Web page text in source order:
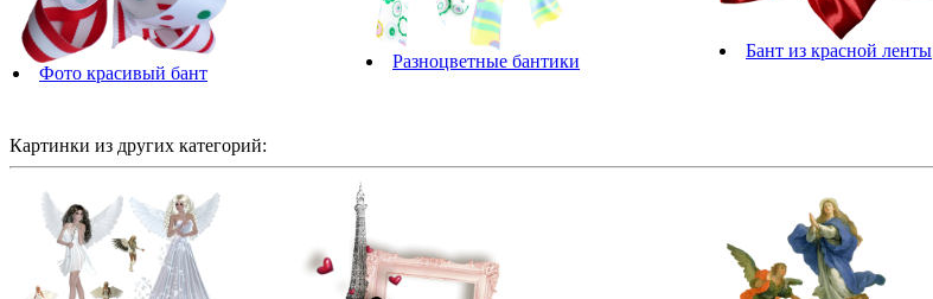
Фото красивый бант
Разноцветные бантики Бант из красной ленты
Картинки из других категорий: